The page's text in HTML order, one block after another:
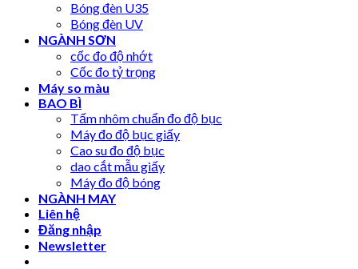
Bóng đèn U35
Bóng đèn UV
NGÀNH SƠN
cốc đo độ nhớt
Cốc đo tỷ trọng
Máy so màu
BAO BÌ
Tấm nhôm chuẩn đo độ bục
Máy đo độ bục giấy
Cao su đo độ bục
dao cắt mẫu giấy
Máy đo độ bóng
NGÀNH MAY
Liên hệ
Đăng nhập
Newsletter